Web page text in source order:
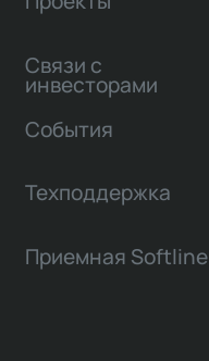
Связи с
инвесторами
События
Техподдержка
Приемная Softline